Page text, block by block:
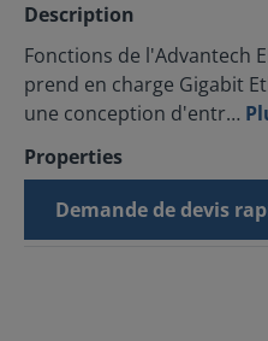
Description
Fonctions de l'Advantech
prend en charge Gigabit
une conception d'entr…
Properties
Demande de devis